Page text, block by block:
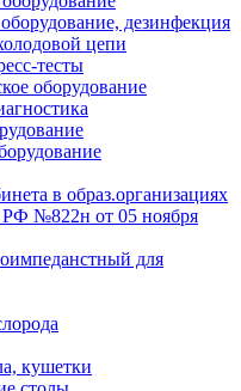
дезинфекция
цепи
тесты
оборудование
в образ.организациях
№822н от 05 ноября
для
кушетки